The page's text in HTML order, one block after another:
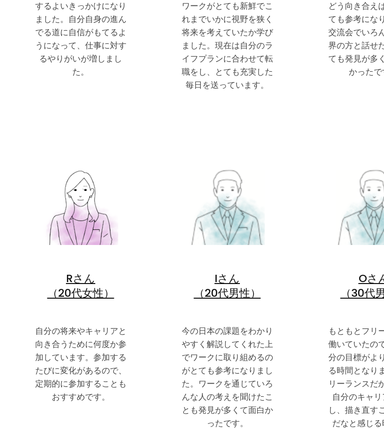
するよいきっかけになり
ました。自分自身の進ん
でる道に自信がもてるよ
うになって、仕事に対す
るやりがいが増しまし
た。
ワークがとても新鮮でこ
れまでいかに視野を狭く
将来を考えていたか学び
ました。現在は自分のラ
イフプランに合わせて転
職をし、とても充実した
毎日を送っています。
どう向き合え
ても参考にな
交流会でいろ
界の方と話せ
ても発見が多
かったで
Rさん
（20代女性）
自分の将来やキャリアと
向き合うために何度か参
加しています。参加する
たびに変化があるので、
定期的に参加することも
おすすめです。
Iさん
（20代男性）
今の日本の課題をわかり
やすく解説してくれた上
でワークに取り組めるの
がとても参考になりまし
た。ワークを通じていろ
んな人の考えを聞けたこ
とも発見が多くて面白か
ったです。
Oさ
（30代
もともとフリ
働いていたの
分の目標がよ
る時間となり
リーランスだ
自分のキャ
し、描き直す
だなと感じ